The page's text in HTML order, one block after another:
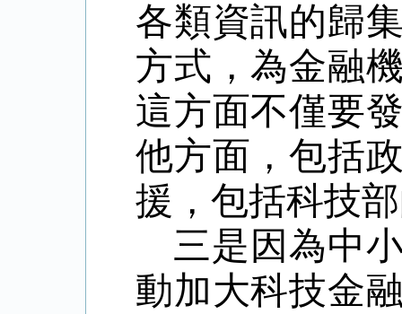
各類資訊的歸
方式，為金融
這方面不僅要
他方面，包括
援，包括科技
三是因為中
動加大科技金